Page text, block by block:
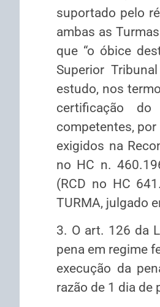
suportado pelo
ambas as
que “o óbice
Superior
estudo, nos
certificação do
competentes,
exigidos na
no HC n.
(RCD no HC
TURMA, julgado
3. O art. 126 da
pena em regime
execução da
razão de 1 dia de